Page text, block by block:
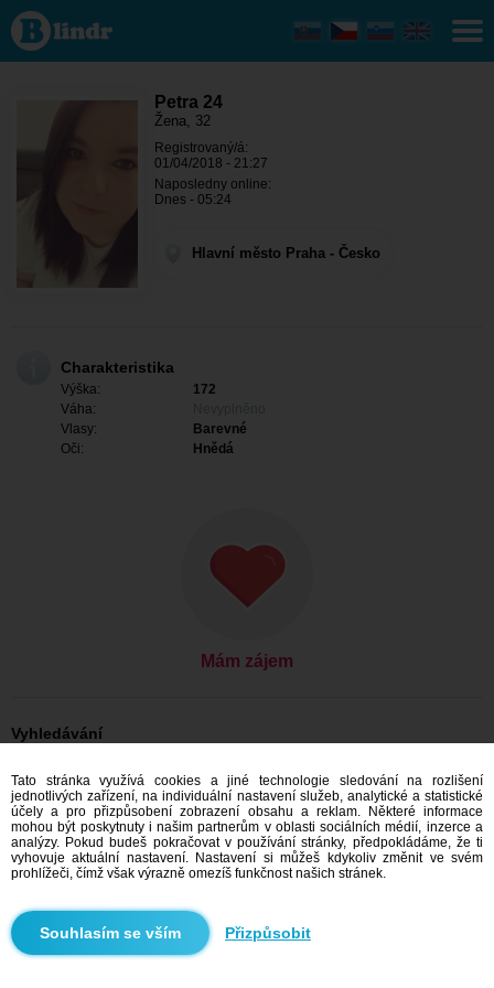
Petra
24 -
Ona
hledá
Petra 24
Žena, 32
Registrovaný/á:
01/04/2018 - 21:27
Naposledny online:
Dnes - 05:24
Hlavní město Praha - Česko
Charakteristika
Výška:
172
Váha:
Vlasy:
Barevné
Oči:
Hnědá
Mám zájem
Vyhledávání
Ona hledá jeho: Ženy, 32
Ona hledá jeho: Ženy, 32 - Česko
Ona hledá jeho: Ženy, 32 - Hlavní město Praha
Ona hledá jeho: Ženy, 32 - Praha
Seznamka Česko
Seznamka Hlavní město Praha
Seznamka Praha
Doporučujeme
Tato stránka využívá cookies a jiné technologie sledování na rozlišení
jednotlivých zařízení, na individuální nastavení služeb, analytické a statistické
účely a pro přizpůsobení zobrazení obsahu a reklam. Některé informace
mohou být poskytnuty i našim partnerům v oblasti sociálních médií, inzerce a
analýzy. Pokud budeš pokračovat v používání stránky, předpokládáme, že ti
vyhovuje aktuální nastavení. Nastavení si můžeš kdykoliv změnit ve svém
prohlížeči, čímž však výrazně omezíš funkčnost našich stránek.
Přizpůsobit